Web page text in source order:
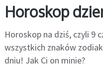
Horoskop
Horoskop na dziś, czyli 9
wszystkich znaków
dniu! Jak Ci on minie?